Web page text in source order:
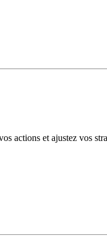
actions et ajustez vos